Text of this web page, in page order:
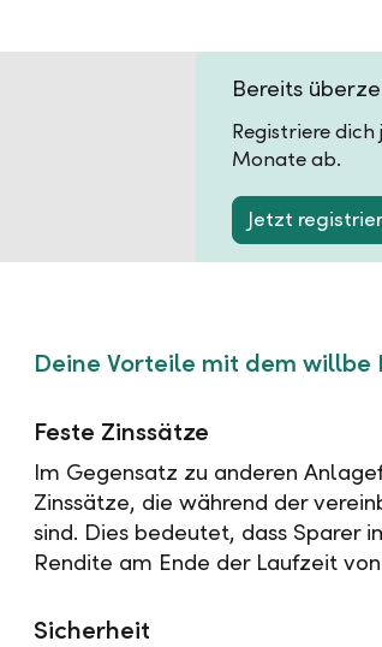
Bereits
Registriere
Monate ab.
Jetzt
Deine Vorteile mit dem willbe
Feste Zinssätze
Im Gegensatz zu anderen
Zinssätze, die während der
sind. Dies bedeutet, dass Sparer
Rendite am Ende der Laufzeit
Sicherheit